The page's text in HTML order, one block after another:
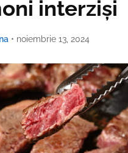
interziși
• noiembrie 13, 2024